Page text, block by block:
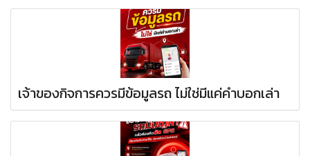
เจ้าของกิจการควรมีข้อมูลรถ ไม่ใช่มีแค่คำบอกเล่า